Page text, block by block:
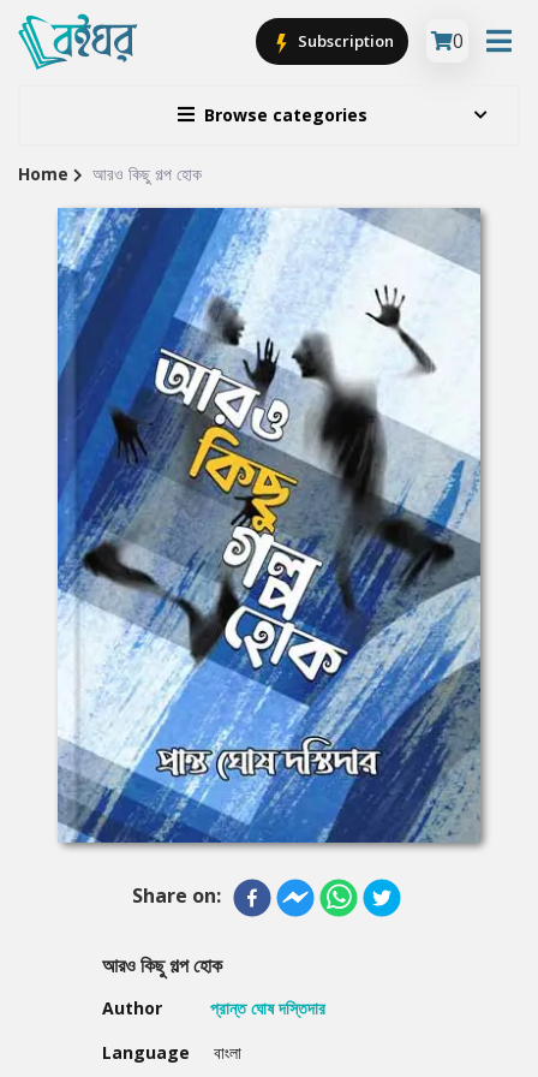
Browse categories
Subscription 0
Site
Breadcrumb
Home আরও কিছু গল্প হোক
Share on:
আরও কিছু গল্প হোক
Author
প্রান্ত ঘোষ দস্তিদার
Language
বাংলা